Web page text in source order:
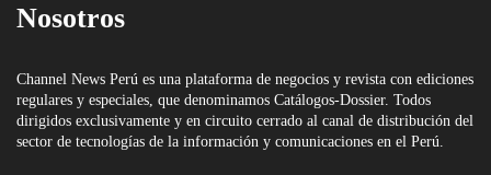
Nosotros
Channel News Perú es una plataforma de negocios y revista con ediciones
regulares y especiales, que denominamos Catálogos-Dossier. Todos
dirigidos exclusivamente y en circuito cerrado al canal de distribución del
sector de tecnologías de la información y comunicaciones en el Perú.